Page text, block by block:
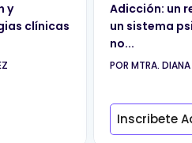
y
clínicas
Adicción: un
un sistema
no...
POR MTRA. DIANA
Inscribete